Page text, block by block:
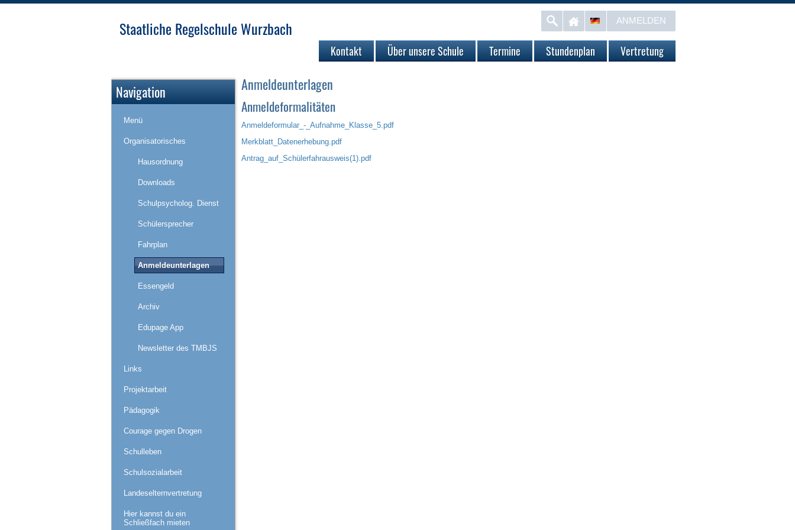
ANMELDEN
Staatliche Regelschule Wurzbach
Kontakt Über unsere Schule Termine Stundenplan Vertretung
Navigation
Menü
Organisatorisches
Hausordnung
Downloads
Schulpsycholog. Dienst
Schülersprecher
Fahrplan
Anmeldeunterlagen
Essengeld
Archiv
Edupage App
Newsletter des TMBJS
Links
Projektarbeit
Pädagogik
Courage gegen Drogen
Schulleben
Schulsozialarbeit
Landeselternvertretung
Hier kannst du ein
Schließfach mieten
Anmeldeunterlagen
Anmeldeformalitäten
Anmeldeformular_-_Aufnahme_Klasse_5.pdf
Merkblatt_Datenerhebung.pdf
Antrag_auf_Schülerfahrausweis(1).pdf